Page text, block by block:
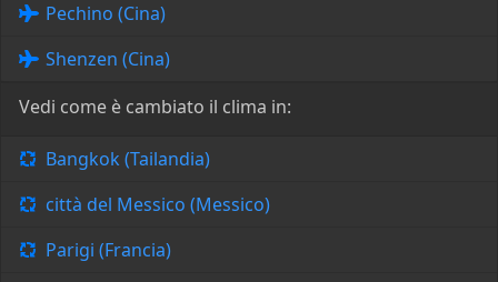
Pechino (Cina)
Shenzen (Cina)
Vedi come è cambiato il clima in:
Bangkok (Tailandia)
città del Messico (Messico)
Parigi (Francia)